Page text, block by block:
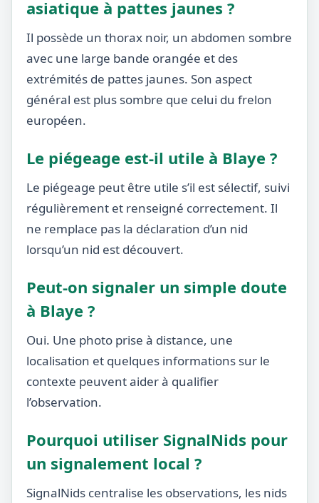
asiatique à pattes jaunes ?
Il possède un thorax noir, un abdomen sombre
avec une large bande orangée et des
extrémités de pattes jaunes. Son aspect
général est plus sombre que celui du frelon
européen.
Le piégeage est-il utile à Blaye ?
Le piégeage peut être utile s’il est sélectif, suivi
régulièrement et renseigné correctement. Il
ne remplace pas la déclaration d’un nid
lorsqu’un nid est découvert.
Peut-on signaler un simple doute
à Blaye ?
Oui. Une photo prise à distance, une
localisation et quelques informations sur le
contexte peuvent aider à qualifier
l’observation.
Pourquoi utiliser SignalNids pour
un signalement local ?
SignalNids centralise les observations, les nids